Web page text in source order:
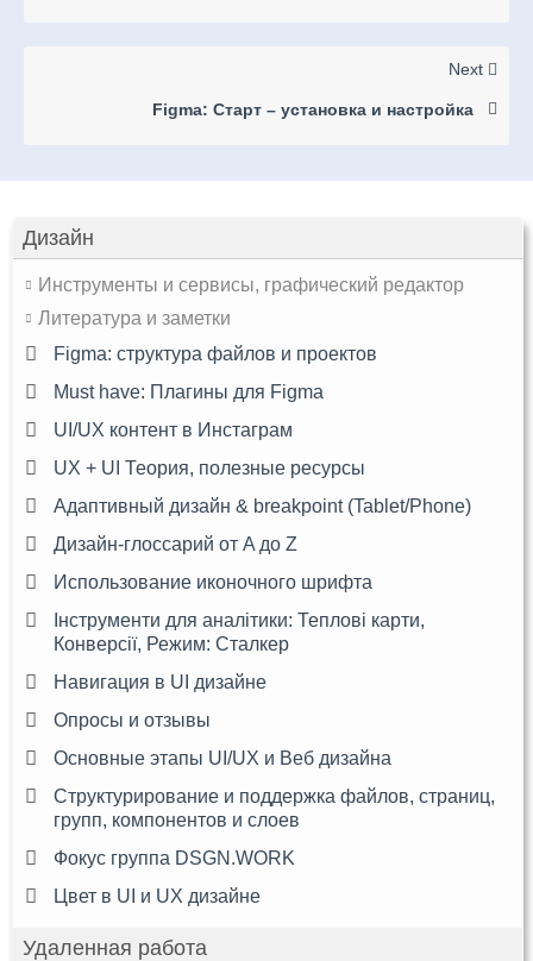
Дизайн
Инструменты и сервисы, графический редактор
Литература и заметки
Figma: структура файлов и проектов
Must have: Плагины для Figma
UI/UX контент в Инстаграм
UX + UI Теория, полезные ресурсы
Адаптивный дизайн & breakpoint (Tablet/Phone)
Дизайн-глоссарий от A до Z
Использование иконочного шрифта
Інструменти для аналітики: Теплові карти,
Конверсії, Режим: Сталкер
Навигация в UI дизайне
Опросы и отзывы
Основные этапы UI/UX и Веб дизайна
Структурирование и поддержка файлов, страниц,
групп, компонентов и слоев
Фокус группа DSGN.WORK
Цвет в UI и UX дизайне
Удаленная работа
Next
Figma: Старт – установка и настройка